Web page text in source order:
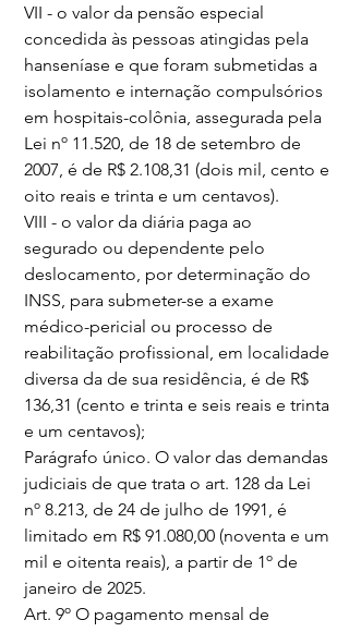
VII - o valor da pensão especial
concedida às pessoas atingidas pela
hanseníase e que foram submetidas a
isolamento e internação compulsórios
em hospitais-colônia, assegurada pela
Lei nº 11.520, de 18 de setembro de
2007, é de R$ 2.108,31 (dois mil, cento e
oito reais e trinta e um centavos).
VIII - o valor da diária paga ao
segurado ou dependente pelo
deslocamento, por determinação do
INSS, para submeter-se a exame
médico-pericial ou processo de
reabilitação profissional, em localidade
diversa da de sua residência, é de R$
136,31 (cento e trinta e seis reais e trinta
e um centavos);
Parágrafo único. O valor das demandas
judiciais de que trata o art. 128 da Lei
nº 8.213, de 24 de julho de 1991, é
limitado em R$ 91.080,00 (noventa e um
mil e oitenta reais), a partir de 1º de
janeiro de 2025.
Art. 9º O pagamento mensal de